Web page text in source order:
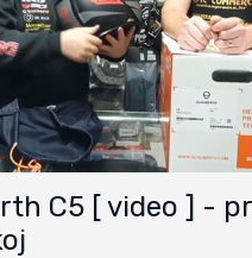
C5 [ video ] -